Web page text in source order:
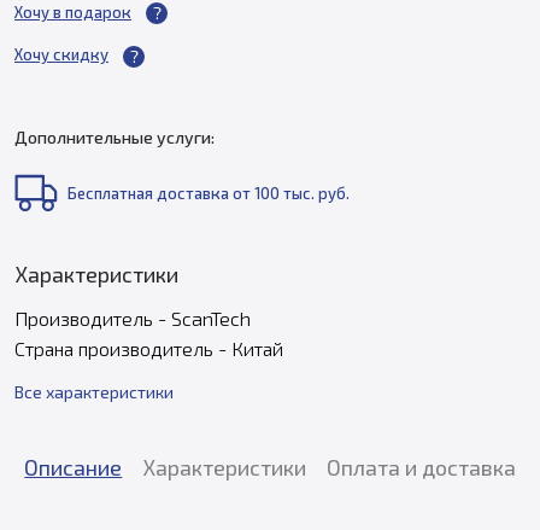
Хочу в подарок
Хочу скидку
Дополнительные услуги:
Бесплатная доставка от 100 тыс. руб.
Характеристики
Производитель - ScanTech
Страна производитель - Китай
Все характеристики
Описание Характеристики Оплата и доставка